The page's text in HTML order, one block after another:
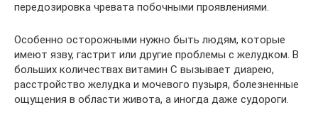
передозировка чревата побочными проявлениями.
Особенно осторожными нужно быть людям, которые
имеют язву, гастрит или другие проблемы с желудком. В
больших количествах витамин С вызывает диарею,
расстройство желудка и мочевого пузыря, болезненные
ощущения в области живота, а иногда даже судороги.